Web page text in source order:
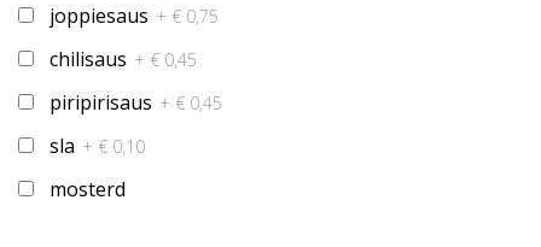
joppiesaus + € 0,75
chilisaus + € 0,45
piripirisaus + € 0,45
sla + € 0,10
mosterd